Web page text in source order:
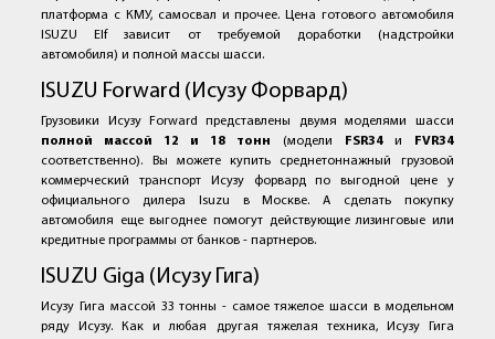
платформа с КМУ, самосвал и прочее. Цена готового автомобиля
ISUZU Elf зависит от требуемой доработки (надстройки
автомобиля) и полной массы шасси.
ISUZU Forward (Исузу Форвард)
Грузовики Исузу Forward представлены двумя моделями шасси
полной массой 12 и 18 тонн (модели FSR34 и
FVR34
соответственно). Вы можете купить среднетоннажный грузовой
коммерческий транспорт Исузу форвард по выгодной цене у
официального дилера Isuzu в Москве. А сделать покупку
автомобиля еще выгоднее помогут действующие лизинговые или
кредитные программы от банков - партнеров.
ISUZU Giga (Исузу Гига)
Исузу Гига массой 33 тонны - самое тяжелое шасси в модельном
ряду Исузу. Как и любая другая тяжелая техника, Исузу Гига